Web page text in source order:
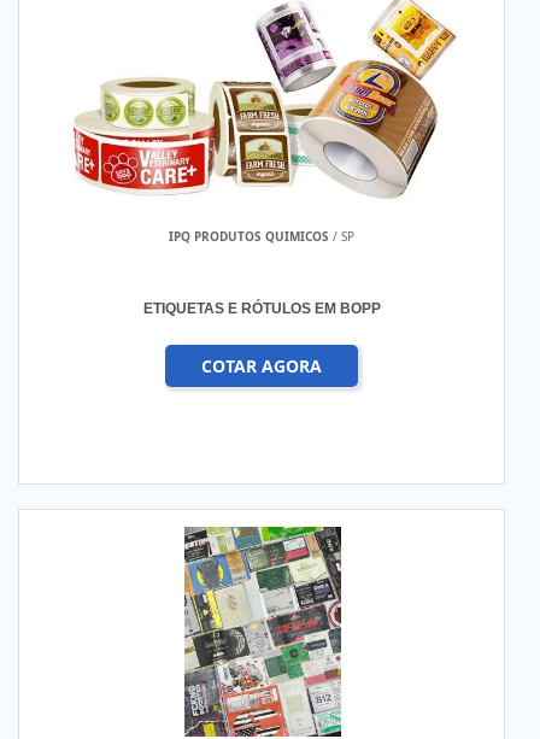
IPQ PRODUTOS QUIMICOS / SP
ETIQUETAS E RÓTULOS EM BOPP
COTAR AGORA